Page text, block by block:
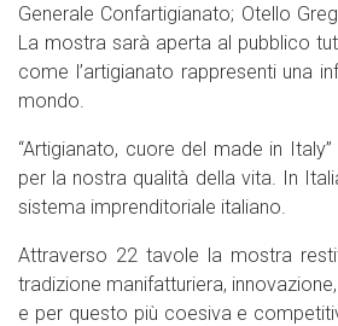
Generale Confartigianato; Otello
La mostra sarà aperta al pubblico
come l’artigianato rappresenti una
mondo.
“Artigianato, cuore del made in
per la nostra qualità della vita. In
sistema imprenditoriale italiano.
Attraverso 22 tavole la mostra
tradizione manifatturiera,
e per questo più coesiva e